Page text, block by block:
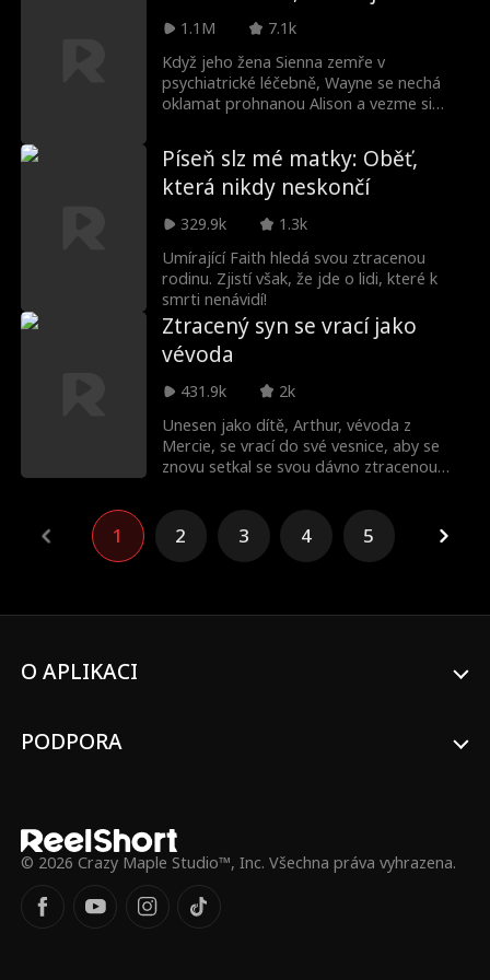
zasahování od Moniky a nedůvěře svého
manžela.
1.1M
7.1k
Když jeho žena Sienna zemře v
psychiatrické léčebně, Wayne se nechá
oklamat prohnanou Alison a vezme si
její nemilosrdné alter ego Scarlett,
odhodlaná odhalit Alisoniny zrádné intriky
a vykonat pomstu ve jménu své dcery.
Píseň slz mé matky: Oběť,
která nikdy neskončí
329.9k
1.3k
Umírající Faith hledá svou ztracenou
rodinu. Zjistí však, že jde o lidi, které k
smrti nenávidí!
Ztracený syn se vrací jako
vévoda
431.9k
2k
Unesen jako dítě, Arthur, vévoda z
Mercie, se vrací do své vesnice, aby se
znovu setkal se svou dávno ztracenou
městě týrali. Dokáže Arthur, s utajenou
identitou, pomstít svou rodinu?
1 2 3 4 5
O APLIKACI
PODPORA
© 2026 Crazy Maple Studio™, Inc. Všechna práva vyhrazena.